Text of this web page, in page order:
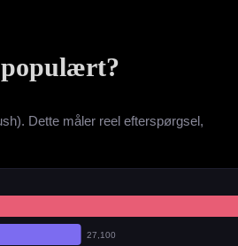
Dette måler reel efterspørgsel,
27,100